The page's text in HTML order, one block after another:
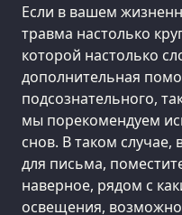
Если в вашем
травма настолько
которой настолько
дополнительная
подсознательного,
мы порекомендуем
снов. В таком
для письма,
наверное, рядом с
освещения,